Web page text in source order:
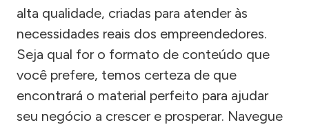
alta qualidade, criadas para atender às
necessidades reais dos empreendedores.
Seja qual for o formato de conteúdo que
você prefere, temos certeza de que
encontrará o material perfeito para ajudar
seu negócio a crescer e prosperar. Navegue